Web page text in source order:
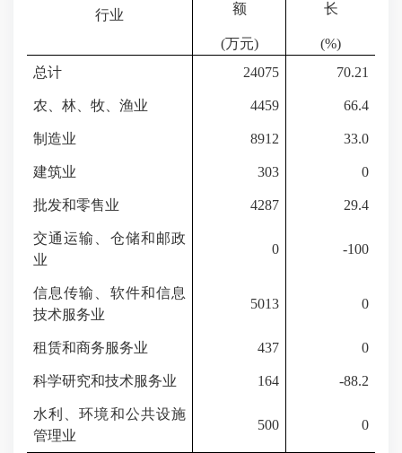
行业
额
(万元)
长
(%)
总计
24075 70.21
农、林、牧、渔业 4459 66.4
制造业 8912 33.0
建筑业 303 0
批发和零售业 4287 29.4
交通运输、仓储和邮政
业
0 -100
信息传输、软件和信息
技术服务业
5013 0
租赁和商务服务业 437 0
科学研究和技术服务业 164 -88.2
水利、环境和公共设施
管理业
500 0